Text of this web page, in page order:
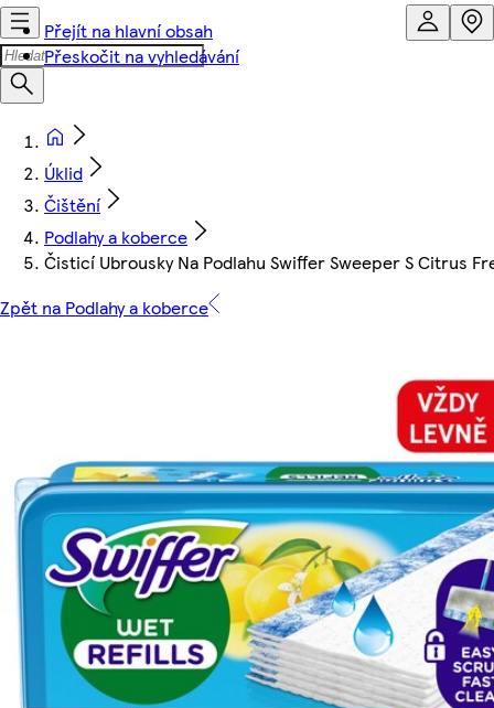
Přejít na hlavní obsah
Přeskočit na vyhledávání
Úklid
Čištění
Podlahy a koberce
Čisticí Ubrousky Na Podlahu Swiffer Sweeper S Citrus
Zpět na Podlahy a koberce